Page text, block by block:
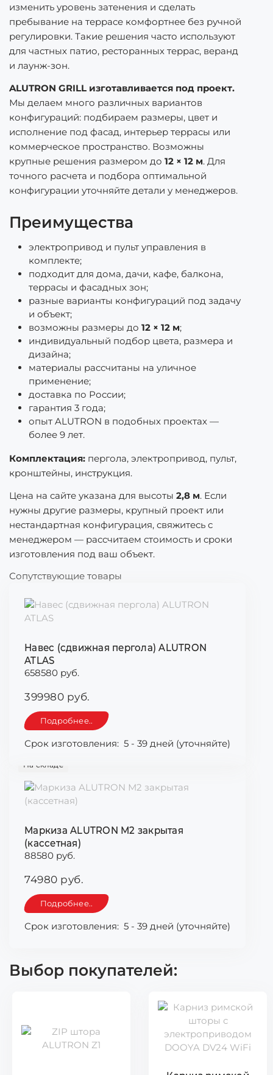
изменить уровень затенения и сделать
пребывание на террасе комфортнее без ручной
регулировки. Такие решения часто используют
для частных патио, ресторанных террас, веранд
и лаунж-зон.
ALUTRON GRILL изготавливается под проект.
Мы делаем много различных вариантов
конфигураций: подбираем размеры, цвет и
исполнение под фасад, интерьер террасы или
коммерческое пространство. Возможны
крупные решения размером до 12 × 12 м. Для
точного расчета и подбора оптимальной
конфигурации уточняйте детали у менеджеров.
Преимущества
электропривод и пульт управления в
комплекте;
подходит для дома, дачи, кафе, балкона,
террасы и фасадных зон;
разные варианты конфигураций под задачу
и объект;
возможны размеры до 12 × 12 м;
индивидуальный подбор цвета, размера и
дизайна;
материалы рассчитаны на уличное
применение;
доставка по России;
гарантия 3 года;
опыт ALUTRON в подобных проектах —
более 9 лет.
Комплектация: пергола, электропривод, пульт,
кронштейны, инструкция.
Цена на сайте указана для высоты 2,8 м. Если
нужны другие размеры, крупный проект или
нестандартная конфигурация, свяжитесь с
менеджером — рассчитаем стоимость и сроки
изготовления под ваш объект.
Сопутствующие товары
Навес (сдвижная пергола) ALUTRON
ATLAS
658580 руб.
399980 руб.
Подробнее..
Срок изготовления: 5 - 39 дней (уточняйте)
Маркиза ALUTRON М2 закрытая
(кассетная)
88580 руб.
74980 руб.
Подробнее..
Срок изготовления: 5 - 39 дней (уточняйте)
Выбор покупателей: